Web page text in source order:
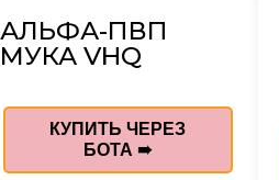
АЛЬФА-ПВП
МУКА VHQ
КУПИТЬ ЧЕРЕЗ
БОТА ➠